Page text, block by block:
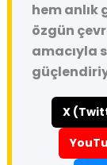
hem anlık
özgün
amacıyla
X